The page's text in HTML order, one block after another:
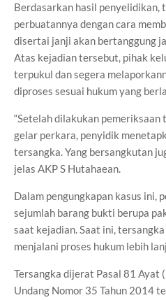
Berdasarkan hasil penyelidikan,
perbuatannya dengan cara
disertai janji akan bertanggung
Atas kejadian tersebut, pihak
terpukul dan segera
diproses sesuai hukum yang
“Setelah dilakukan pemeriksaan
gelar perkara, penyidik
tersangka. Yang bersangkutan
jelas AKP S Hutahaean.
Dalam pengungkapan kasus ini,
sejumlah barang bukti berupa
saat kejadian. Saat ini,
menjalani proses hukum lebih
Tersangka dijerat Pasal 81 Ayat
Undang Nomor 35 Tahun 2014